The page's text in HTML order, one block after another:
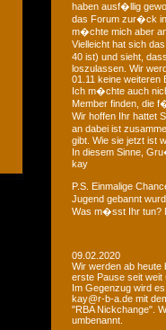
haben ausf�llig
das Forum zur�ck
m�chte mich aber
Vielleicht hat sich
40 ist) und sieht,
loszulassen. Wir
01.11 keine weiteren
Ich m�chte auch
Member finden, die
Wir hoffen Ihr hattet
an dabei ist
gibt. Wie sie jetzt ist
In diesem Sinne,
kay
P.S. Einmalige
Jugend gebannt
Was m�sst Ihr tun?
09.02.2020
Wir werden ab heute
erste Pause seit weit
Im Gegenzug wird
kay@r-b-a.de mit
"RBA Nickchange".
umbenannt.